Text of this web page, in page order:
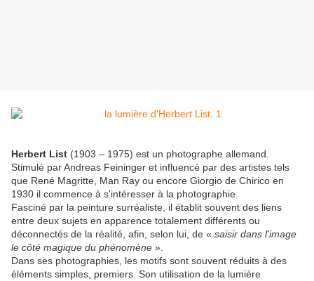
Herbert List (1903 – 1975) est un photographe allemand.
Stimulé par Andreas Feininger et influencé par des artistes tels
que René Magritte, Man Ray ou encore Giorgio de Chirico en
1930 il commence à s'intéresser à la photographie.
Fasciné par la peinture surréaliste, il établit souvent des liens
entre deux sujets en apparence totalement différents ou
déconnectés de la réalité, afin, selon lui, de « saisir dans l'image
le côté magique du phénomène ».
Dans ses photographies, les motifs sont souvent réduits à des
éléments simples, premiers. Son utilisation de la lumière